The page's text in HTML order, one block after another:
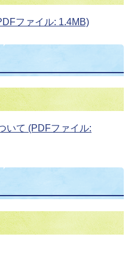
ファイル: 1.4MB)
いて (PDFファイル: